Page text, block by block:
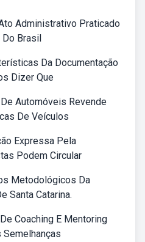
Administrativo Praticado
Do Brasil
Da Documentação
Dizer Que
Automóveis Revende
De Veículos
Expressa Pela
Podem Circular
Metodológicos Da
Santa Catarina.
Coaching E Mentoring